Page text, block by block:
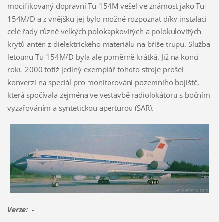
modifikovaný dopravní Tu-154M vešel ve známost jako Tu-
154M/D a z vnějšku jej bylo možné rozpoznat díky instalaci
celé řady různě velkých polokapkovitých a polokulovitých
krytů antén z dielektrického materiálu na břiše trupu. Služba
letounu Tu-154M/D byla ale poměrně krátká. Již na konci
roku 2000 totiž jediný exemplář tohoto stroje prošel
konverzí na speciál pro monitorování pozemního bojiště,
která spočívala zejména ve vestavbě radiolokátoru s bočním
vyzařováním a syntetickou aperturou (SAR).
Verze:-